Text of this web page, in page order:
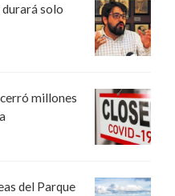
solo
millones
del Parque